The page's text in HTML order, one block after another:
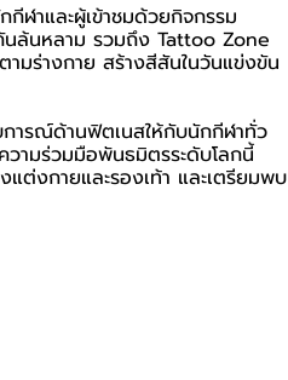
ฬาและผู้เข้าชมด้วยกิจกรรม
นล้นหลาม รวมถึง Tattoo Zone
มร่างกาย สร้างสีสันในวันแข่งขัน
ารณ์ด้านฟิตเนสให้กับนักกีฬาทั่ว
วามร่วมมือพันธมิตรระดับโลกนี้
ต่งกายและรองเท้า และเตรียมพบ